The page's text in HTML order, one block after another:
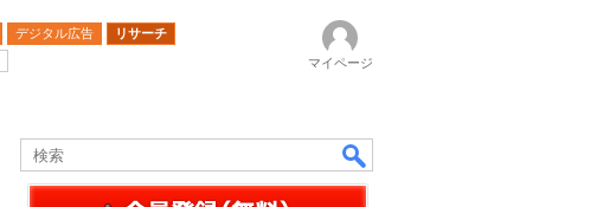
デジタル広告
リサーチ
マイページ